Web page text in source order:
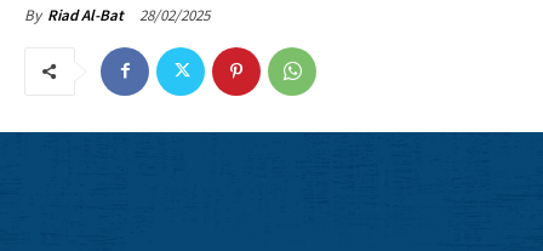
By Riad Al-Bat 28/02/2025